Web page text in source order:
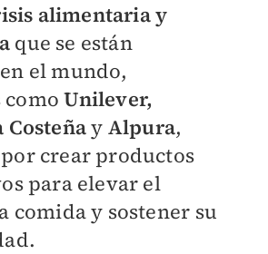
alimentaria y
que se están
el mundo,
comoUnilever,
Costeñay Alpura,
crear productos
para elevar el
comida y sostener su